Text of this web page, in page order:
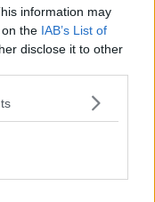
information may
the IAB’s List of
disclose it to other